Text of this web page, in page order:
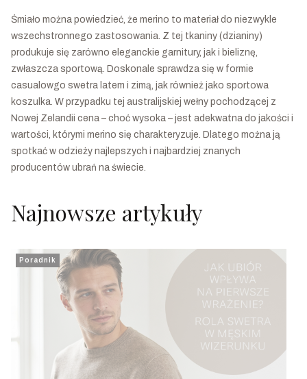
Śmiało można powiedzieć, że merino to materiał do niezwykle
wszechstronnego zastosowania. Z tej tkaniny (dzianiny)
produkuje się zarówno eleganckie garnitury, jak i bieliznę,
zwłaszcza sportową. Doskonale sprawdza się w formie
casualowgo swetra latem i zimą, jak również jako sportowa
koszulka. W przypadku tej australijskiej wełny pochodzącej z
Nowej Zelandii cena – choć wysoka – jest adekwatna do jakości i
wartości, którymi merino się charakteryzuje. Dlatego można ją
spotkać w odzieży najlepszych i najbardziej znanych
producentów ubrań na świecie.
Najnowsze artykuły
Poradnik